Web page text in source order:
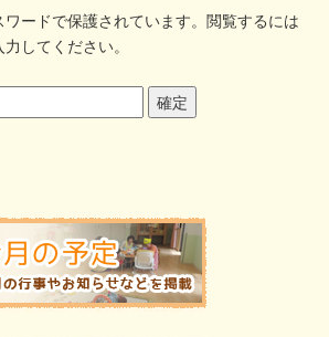
ードで保護されています。閲覧するには
してください。